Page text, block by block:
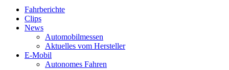
Fahrberichte
Clips
News
Automobilmessen
Aktuelles vom Hersteller
E-Mobil
Autonomes Fahren